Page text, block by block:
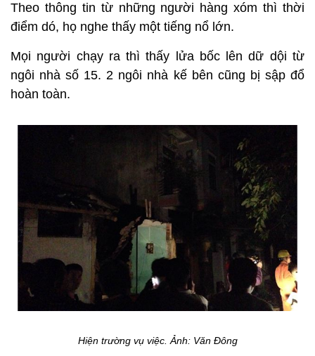
Theo thông tin từ những người hàng xóm thì thời
điểm dó, họ nghe thấy một tiếng nổ lớn.
Mọi người chạy ra thì thấy lửa bốc lên dữ dội từ
ngôi nhà số 15. 2 ngôi nhà kế bên cũng bị sập đổ
hoàn toàn.
Hiện trường vụ việc. Ảnh: Văn Đông